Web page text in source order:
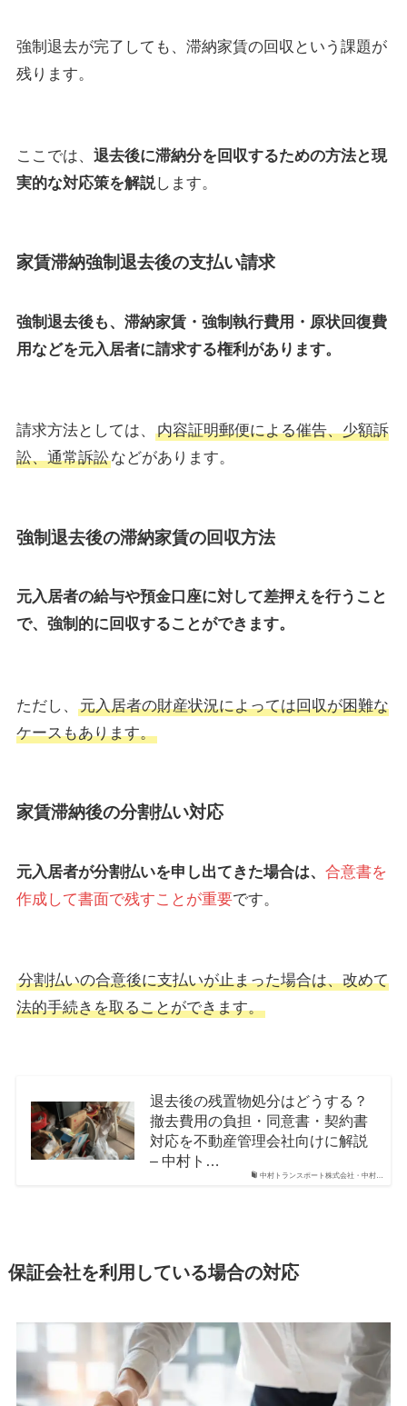
強制退去が完了しても、滞納家賃の回収という課題が
残ります。
ここでは、 退去後に滞納分を回収するための方法と現
実的な対応策を解説します。
家賃滞納強制退去後の支払い請求
強制退去後も、滞納家賃・強制執行費用・原状回復費
用などを元入居者に請求する権利があります。
請求方法としては、
内容証明郵便による催告、少額訴
訟、通常訴訟などがあります。
強制退去後の滞納家賃の回収方法
元入居者の給与や預金口座に対して差押えを行うこと
で、強制的に回収することができます。
ただし、
元入居者の財産状況によっては回収が困難な
ケースもあります。
家賃滞納後の分割払い対応
元入居者が分割払いを申し出てきた場合は、 合意書を
作成して書面で残すことが重要です。
分割払いの合意後に支払いが止まった場合は、改めて
法的手続きを取ることができます。
中村トランスポート株式会社・中村…
退去後の残置物処分はどうする？
撤去費用の負担・同意書・契約書
対応を不動産管理会社向けに解説
– 中村ト…
保証会社を利用している場合の対応